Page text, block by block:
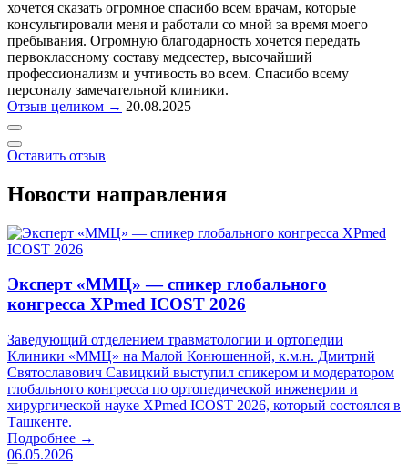
хочется сказать огромное спасибо всем врачам, которые
консультировали меня и работали со мной за время моего
пребывания. Огромную благодарность хочется передать
первоклассному составу медсестер, высочайший
профессионализм и учтивость во всем. Спасибо всему
персоналу замечательной клиники.
Отзыв целиком → 20.08.2025
Оставить отзыв
Новости направления
Эксперт «ММЦ» — спикер глобального
конгресса XPmed ICOST 2026
Заведующий отделением травматологии и ортопедии
Клиники «ММЦ» на Малой Конюшенной, к.м.н. Дмитрий
Святославович Савицкий выступил спикером и модератором
глобального конгресса по ортопедической инженерии и
хирургической науке XPmed ICOST 2026, который состоялся в
Ташкенте.
Подробнее →
06.05.2026